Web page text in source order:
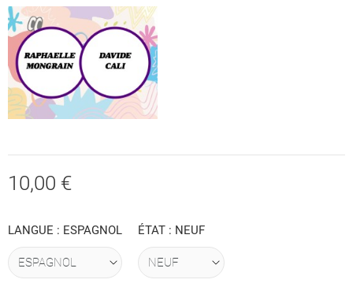
10,00 €
LANGUE : ESPAGNOL ÉTAT : NEUF